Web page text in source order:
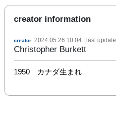
creator information
creator 2024.05.26 10:04 | last update
Christopher Burkett
1950　カナダ生まれ